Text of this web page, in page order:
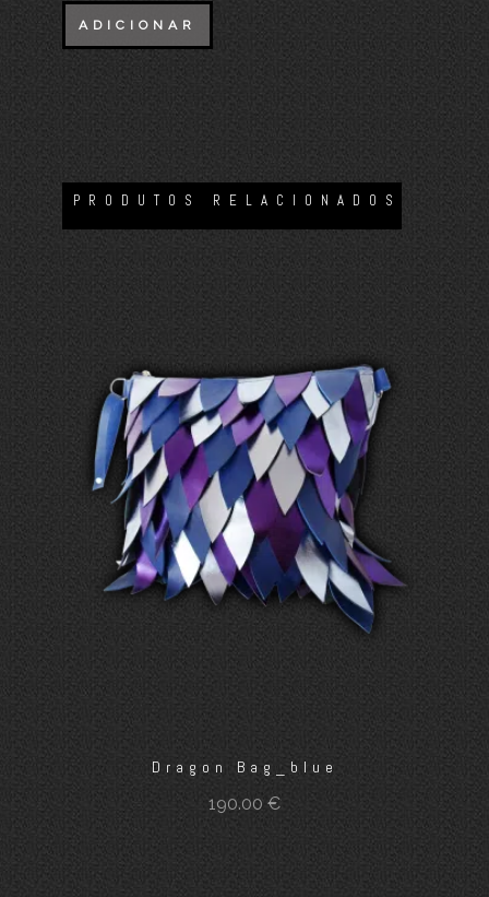
ADICIONAR
PRODUTOS RELACIONADOS
Dragon Bag_blue
190.00 €